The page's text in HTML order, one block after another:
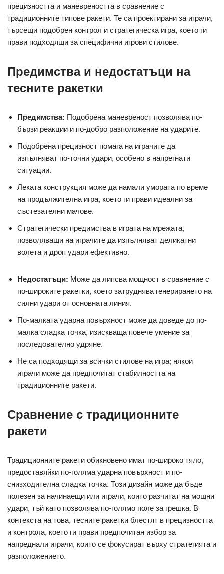
прецизността и маневреността в сравнение с
традиционните типове ракети. Те са проектирани за играчи,
търсещи подобрен контрол и стратегическа игра, което ги
прави подходящи за специфични игрови стилове.
Предимства и недостатъци на
тесните ракетки
Предимства: Подобрена маневреност позволява по-
бързи реакции и по-добро разположение на ударите.
Подобрена прецизност помага на играчите да
изпълняват по-точни удари, особено в напрегнати
ситуации.
Леката конструкция може да намали умората по време
на продължителна игра, което ги прави идеални за
състезателни мачове.
Стратегически предимства в играта на мрежата,
позволяващи на играчите да изпълняват деликатни
волета и дроп удари ефективно.
Недостатъци: Може да липсва мощност в сравнение с
по-широките ракетки, което затруднява генерирането на
силни удари от основната линия.
По-малката ударна повърхност може да доведе до по-
малка сладка точка, изискваща повече умение за
последователно удряне.
Не са подходящи за всички стилове на игра; някои
играчи може да предпочитат стабилността на
традиционните ракети.
Сравнение с традиционните
ракети
Традиционните ракети обикновено имат по-широко тяло,
предоставяйки по-голяма ударна повърхност и по-
снизходителна сладка точка. Този дизайн може да бъде
полезен за начинаещи или играчи, които разчитат на мощни
удари, тъй като позволява по-голямо поле за грешка. В
контекста на това, тесните ракетки блестят в прецизността
и контрола, което ги прави предпочитан избор за
напреднали играчи, които се фокусират върху стратегията и
разположението.